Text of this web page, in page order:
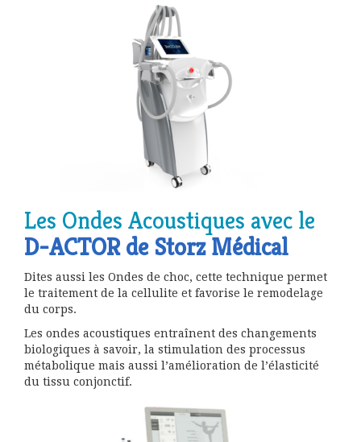
Les Ondes Acoustiques avec le
D-ACTOR de Storz Médical
Dites aussi les Ondes de choc, cette technique permet
le traitement de la cellulite et favorise le remodelage
du corps.
Les ondes acoustiques entraînent des changements
biologiques à savoir, la stimulation des processus
métabolique mais aussi l’amélioration de l’élasticité
du tissu conjonctif.